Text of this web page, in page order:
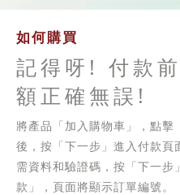
如何購買
記得呀! 付款
額正確無誤!
將產品「加入購物車」，點
後，按「下一步」進入付款
需資料和驗證碼，按「下一
款」，頁面將顯示訂單編號。